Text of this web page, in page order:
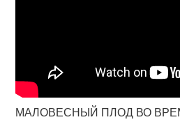
МАЛОВЕСНЫЙ ПЛОД ВО